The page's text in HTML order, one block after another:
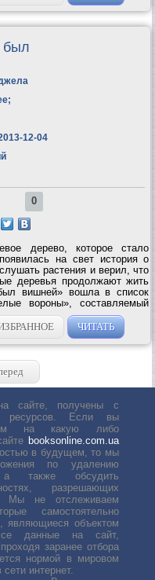
был
;
12-04
0
дерево, которое стало
на свет история о
растения и верил, что
деревья продолжают жить
вишней» вошла в список
вороны», составляемый
библиотекой. Она
ЧИТАТЬ
сайте, получены с
ресурсов. Если вы
на какую либо
booksonline.com.ua
в будущем, то мы
по удалению
а также обсудить
разрешающих
Мы не отслеживаем
самостоятельно
являющиеся объектом
данные на сайт,
заранее отбора
нормой в мировом
интернет.